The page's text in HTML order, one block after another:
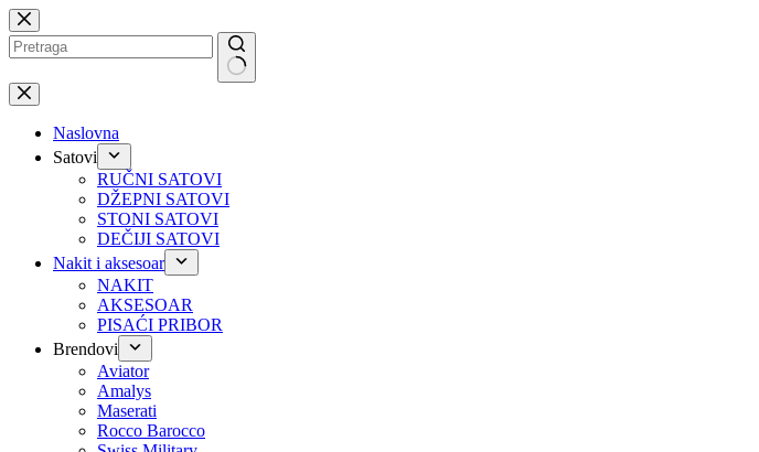
Preskoči
na
No
results
Naslovna
Satovi
RUČNI SATOVI
DŽEPNI SATOVI
STONI SATOVI
DEČIJI SATOVI
Nakit i aksesoar
NAKIT
AKSESOAR
PISAĆI PRIBOR
Brendovi
Aviator
Amalys
Maserati
Rocco Barocco